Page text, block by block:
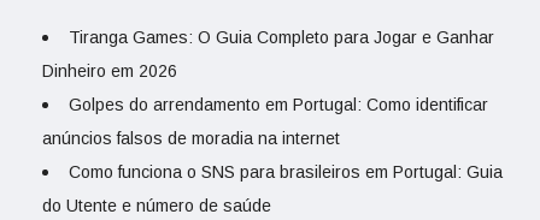
Tiranga Games: O Guia Completo para Jogar e Ganhar
Dinheiro em 2026
Golpes do arrendamento em Portugal: Como identificar
anúncios falsos de moradia na internet
Como funciona o SNS para brasileiros em Portugal: Guia
do Utente e número de saúde